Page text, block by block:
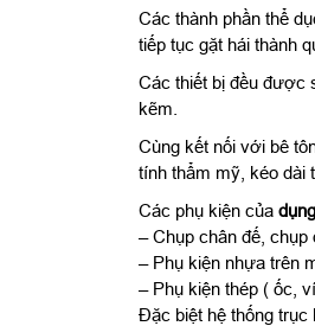
Các thành phần thể
tiếp tục gặt hái thành
Các thiết bị đều được
kẽm.
Cùng kết nối với bê
tính thẩm mỹ, kéo dài
Các phụ kiện của
– Chụp chân đế,
– Phụ kiện nhựa trên
– Phụ kiện thép ( ốc,
Đặc biệt hệ thống trục